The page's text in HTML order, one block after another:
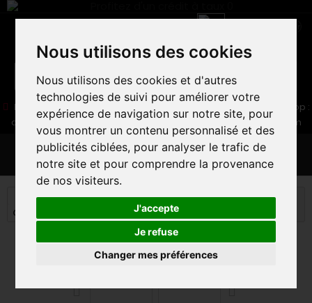
Nous utilisons des cookies
Nous utilisons des cookies et d'autres
technologies de suivi pour améliorer votre
expérience de navigation sur notre site, pour
vous montrer un contenu personnalisé et des
publicités ciblées, pour analyser le trafic de
notre site et pour comprendre la provenance
de nos visiteurs.
J'accepte
Je refuse
Changer mes préférences
Boutique :05 16 83 64 41 / Web : 06 30 32 02 25
Web-Shop :
contact86@freecycle.fr/ Atelier-SAV :freecyclesav@gmail.com
MENU
VELOS DE ROUTE
EQUIPEMENTS ROUTE
CASQUES
MET CROSSOVER MIPS